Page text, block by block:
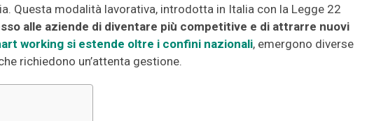
Questa modalità lavorativa, introdotta in Italia con la Legge 22
alle aziende di diventare più competitive e di attrarre nuovi
working si estende oltre i confini nazionali, emergono diverse
richiedono un’attenta gestione.